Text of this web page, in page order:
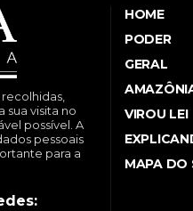
sua visita no
possível. A
pessoais
para a
HOME
PODER
GERAL
VIROU LEI
MAPA DO